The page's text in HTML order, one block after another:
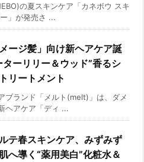
の夏スキンケア「カネボウ スキ
」が発売さ ...
ージ髪」向け新ヘアケア誕
ターリリー＆ウッド”香るシ
リートメント
ブランド「メルト(melt)」は、ダメ
ヘアケア「ディ ...
テ春スキンケア、みずみず
へ導く“薬用美白”化粧水＆